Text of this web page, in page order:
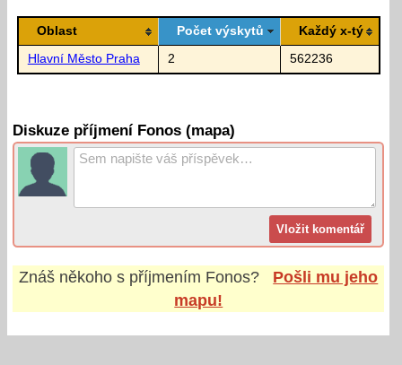
Oblast Počet výskytů Každý x-tý
Hlavní Město Praha 2 562236
Diskuze příjmení Fonos (mapa)
Znáš někoho s příjmením Fonos?
Pošli mu jeho
mapu!